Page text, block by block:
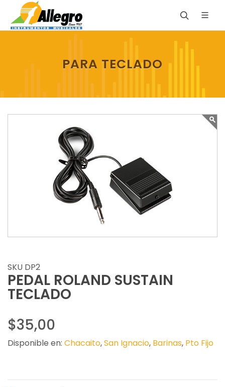
PARA TECLADO
SKU DP2
PEDAL ROLAND SUSTAIN
TECLADO
$35,00
Disponible en: Chacaito,San Ignacio, Barinas, Pto Fijo